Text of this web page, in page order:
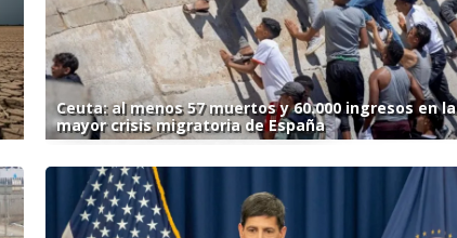
Ceuta: al menos 57 muertos y 60.000 ingresos en la
mayor crisis migratoria de España